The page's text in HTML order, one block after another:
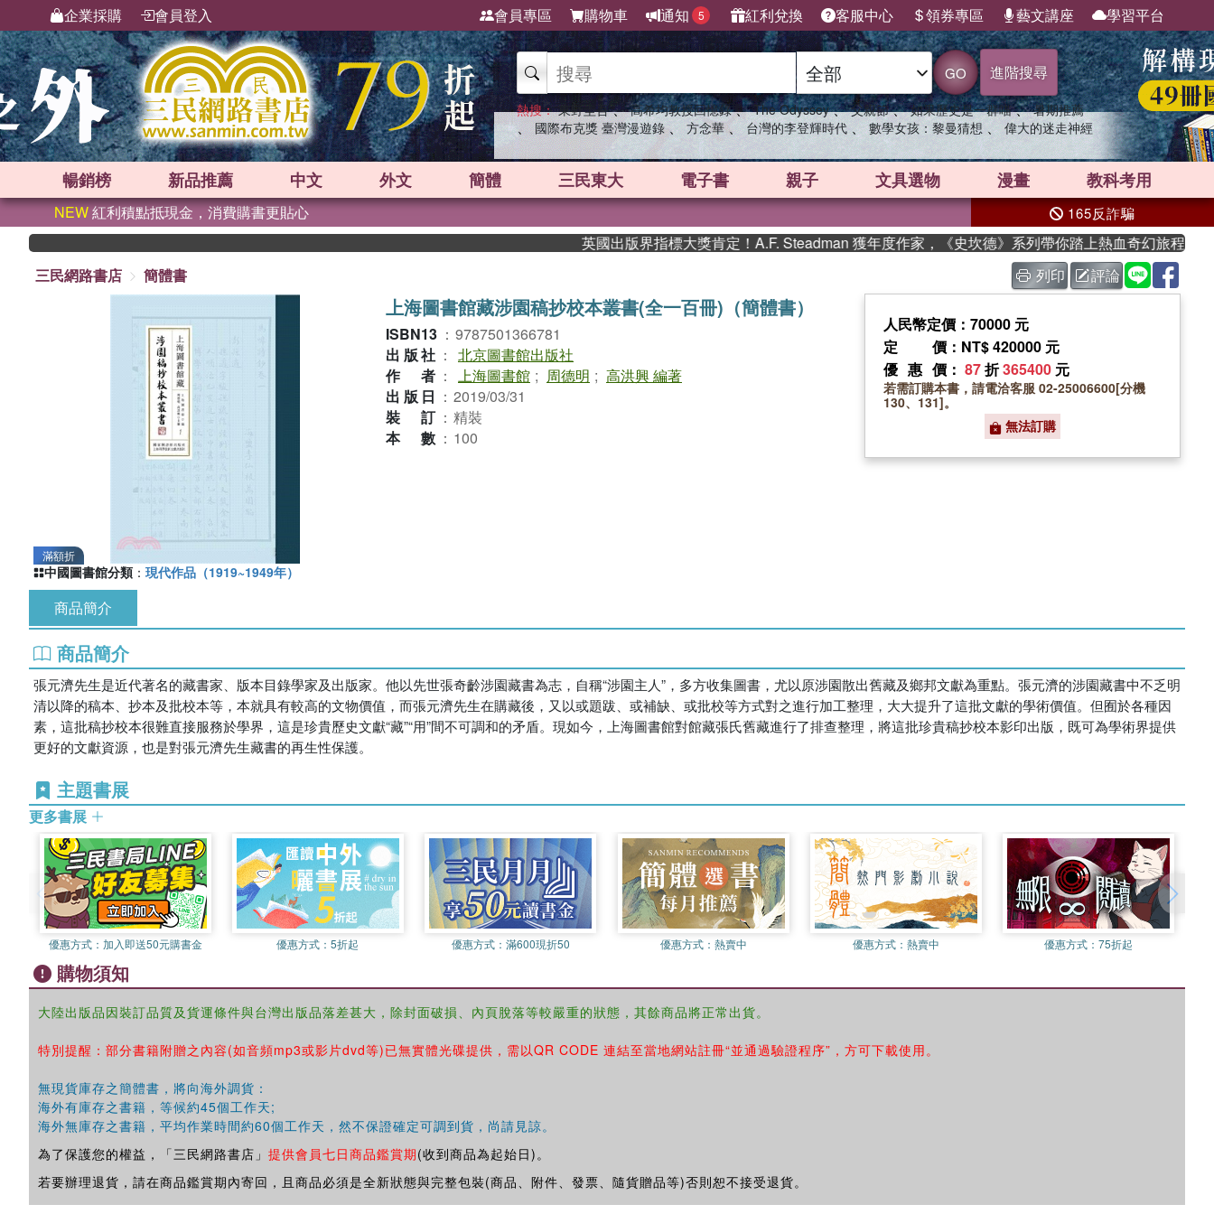
企業採購 會員登入 會員專區 購物車 通知 5 紅利兌換 客服中心 領券專區 藝文講座 學習平台
GO 進階搜尋
熱搜： 東野圭吾 、 高希均教授回憶錄 、 The Odyssey 、 父親節 、 如果歷史是一群喵 、 暑期推薦
、 國際布克獎 臺灣漫遊錄 、 方念華 、 台灣的李登輝時代 、 數學女孩：黎曼猜想 、 偉大的迷走神經
暢銷榜 新品推薦 中文 外文 簡體 三民東大 電子書 親子 文具選物 漫畫 教科考用
NEW紅利積點抵現金，消費購書更貼心 165反詐騙
英國出版界指標大獎肯定！A.F. Steadman 獲年度作家，《史坎德》系列帶你踏上熱血奇幻旅程
三民網路書店
簡體書 列印 評論
滿額折
上海圖書館藏涉園稿抄校本叢書(全一百冊)（簡體書）
ISBN13 ： 9787501366781
出版社 ： 北京圖書館出版社
作者 ： 上海圖書館 ; 周德明 ; 高洪興 編著
出版日 ： 2019/03/31
裝訂 ： 精裝
本數 ： 100
人民幣定價：70000 元
定價 ：NT$ 420000 元
優惠價 ： 87折365400 元
若需訂購本書，請電洽客服 02-25006600[分機
130、131]。
無法訂購
中國圖書館分類 ： 現代作品（1919~1949年）
商品簡介
商品簡介
張元濟先生是近代著名的藏書家、版本目錄學家及出版家。他以先世張奇齡涉園藏書為志，自稱“涉園主人”，多方收集圖書，尤以原涉園散出舊藏及鄉邦文獻為重點。張元濟的涉園藏書中不乏明
清以降的稿本、抄本及批校本等，本就具有較高的文物價值，而張元濟先生在購藏後，又以或題跋、或補缺、或批校等方式對之進行加工整理，大大提升了這批文獻的學術價值。但囿於各種因
素，這批稿抄校本很難直接服務於學界，這是珍貴歷史文獻“藏”“用”間不可調和的矛盾。現如今，上海圖書館對館藏張氏舊藏進行了排查整理，將這批珍貴稿抄校本影印出版，既可為學術界提供
更好的文獻資源，也是對張元濟先生藏書的再生性保護。
主題書展
更多書展
優惠方式： 加入即送50元購書金 優惠方式：5折起 優惠方式： 滿600現折50 優惠方式： 熱賣中 優惠方式： 熱賣中 優惠方式：75折起
購物須知
大陸出版品因裝訂品質及貨運條件與台灣出版品落差甚大，除封面破損、內頁脫落等較嚴重的狀態，其餘商品將正常出貨。
特別提醒：部分書籍附贈之內容(如音頻mp3或影片dvd等)已無實體光碟提供，需以QR CODE 連結至當地網站註冊“並通過驗證程序”，方可下載使用。
無現貨庫存之簡體書，將向海外調貨：
海外有庫存之書籍，等候約45個工作天;
海外無庫存之書籍，平均作業時間約60個工作天，然不保證確定可調到貨，尚請見諒。
為了保護您的權益，「三民網路書店」 提供會員七日商品鑑賞期(收到商品為起始日)。
若要辦理退貨，請在商品鑑賞期內寄回，且商品必須是全新狀態與完整包裝(商品、附件、發票、隨貨贈品等)否則恕不接受退貨。